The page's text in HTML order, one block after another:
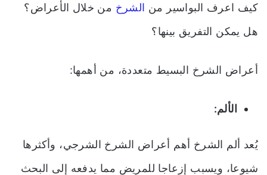
كيف اعرف البواسير من الشرخ من خلال الأعراض؟
هل يمكن التفريق بينها؟
أعراض الشرخ البسيط متعددة، من أهمها:
الألم:
يُعد ألم الشرخ أهم أعراض الشرخ الشرجي، وأكثرها
شيوعا، ويسبب إزعاجا للمريض مما يدفعه إلى البحث